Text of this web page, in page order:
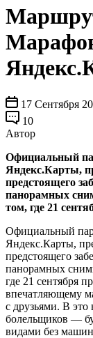
17 Сентября
10
Автор
Официальный
Яндекс.Карты,
предстоящего
панорамных
том, где 21
Официальный
Яндекс.Карты,
предстоящего
панорамных
где 21 сентября
впечатляющему
с друзьями. В это
болельщиков —
видами без